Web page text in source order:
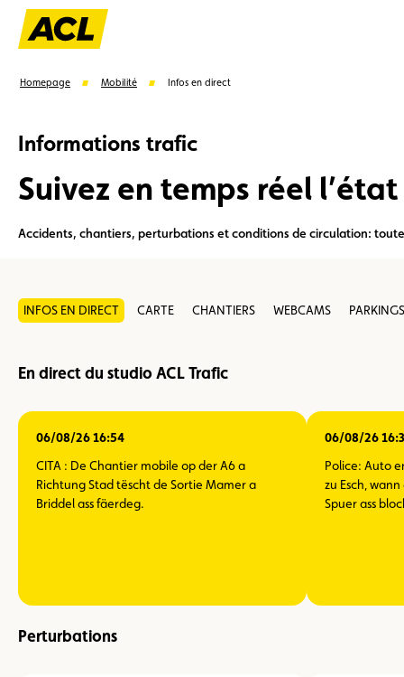
Suggestions
Carte membre Avantages Contrat de vente
Homepage Mobilité Infos en direct
Informations trafic
Suivez en temps réel
Accidents, chantiers, perturbations et conditions de circulation:
INFOS EN DIRECT CARTE CHANTIERS WEBCAMS PARKINGS
En direct du studio ACL Trafic
06/08/26 16:54
CITA : De Chantier mobile op der A6 a
Richtung Stad tëscht de Sortie Mamer a
Briddel ass fäerdeg.
06/08/26
Police: Auto
zu Esch,
Spuer ass
Perturbations